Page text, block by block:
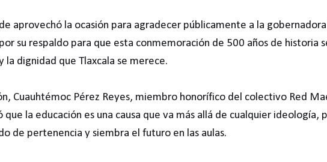
aprovechó la ocasión para agradecer públicamente a la
su respaldo para que esta conmemoración de 500 años de historia
la dignidad que Tlaxcala se merece.
Cuauhtémoc Pérez Reyes, miembro honorífico del colectivo Red
que la educación es una causa que va más allá de cualquier ideología,
de pertenencia y siembra el futuro en las aulas.